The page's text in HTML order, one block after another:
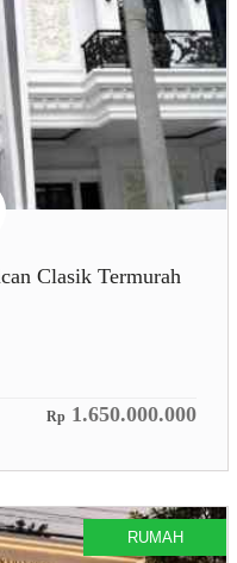
Clasik Termurah
Rp 1.650.000.000
RUMAH